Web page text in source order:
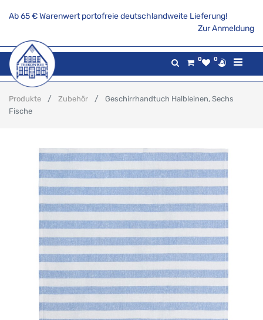
Ab 65 € Warenwert portofreie deutschlandweite Lieferung!
Zur Anmeldung
0 0
Produkte Zubehör
Geschirrhandtuch Halbleinen, Sechs
Fische